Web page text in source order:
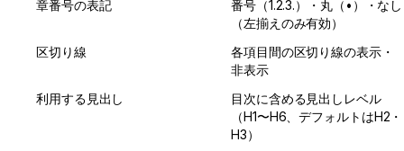
章番号の表記
番号（1.2.3.）・丸（•）・なし
（左揃えのみ有効）
区切り線
各項目間の区切り線の表示・
非表示
利用する見出し
目次に含める見出しレベル
（H1〜H6、デフォルトはH2・
H3）